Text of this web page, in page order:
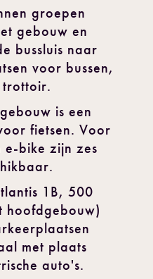
groepen
gebouw en
bussluis naar
voor bussen,
trottoir.
is een
fietsen. Voor
e-bike zijn zes
1B, 500
hoofdgebouw)
met plaats
auto's.